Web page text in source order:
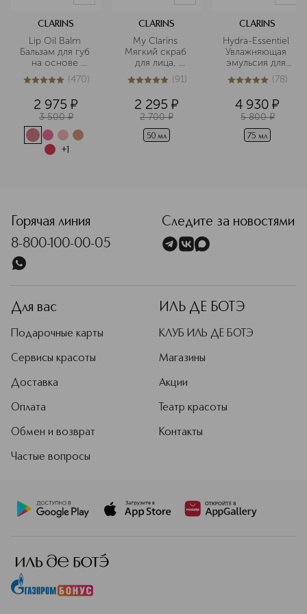
CLARINS
Lip Oil Balm
Бальзам для губ
на основе
масел
4.9из5470 (470)
2 975 ¤
3 500 ¤
+1
CLARINS
My Clarins
Мягкий скраб
для лица,
придающий
сияние коже
5из 591 (91)
2 295 ¤
2 700 ¤
50 мл
CLARINS
Hydra-Essentiel
Увлажняющая
эмульсия для
любого типа
кожи
5из 578 (78)
4 930 ¤
5 800 ¤
75 мл
Горячая линия
8-800-100-00-05
Следите за новостями
Для вас
Подарочные карты
Сервисы красоты
Доставка
Оплата
Обмен и возврат
Частые вопросы
ИЛЬ ДЕ БОТЭ
КЛУБ ИЛЬ ДЕ БОТЭ
Магазины
Акции
Театр красоты
Контакты